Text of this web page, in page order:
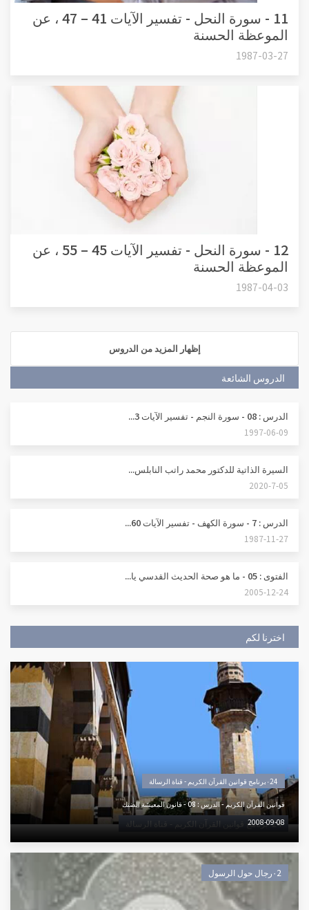
11 - سورة النحل - تفسير الآيات 41 – 47 ، عن
الموعظة الحسنة
1987-03-27
12 - سورة النحل - تفسير الآيات 45 – 55 ، عن
الموعظة الحسنة
1987-04-03
إظهار المزيد من الدروس
الدروس الشائعة
الدرس : 08 - سورة النجم - تفسير الآيات 3...
1997-06-09
السيرة الذاتية للدكتور محمد راتب النابلس...
2020-7-05
الدرس : 7 - سورة الكهف - تفسير الآيات 60...
1987-11-27
الفتوى : 05 - ما هو صحة الحديث القدسي يا...
2005-12-24
اخترنا لكم
٠24برنامج قوانين القرآن الكريم - قناة الرسالة
٠24برنامج قوانين القرآن الكريم - قناة الرسالة
قوانين القرآن الكريم - الدرس : 08 - قانون المعيشة الضنك
2008-09-08
٠2رجال حول الرسول